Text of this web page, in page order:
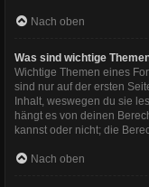
Nach oben
Was sind wichtige
Wichtige Themen eines
sind nur auf der ersten
Inhalt, weswegen du sie
hängt es von deinen
kannst oder nicht; die
Nach oben